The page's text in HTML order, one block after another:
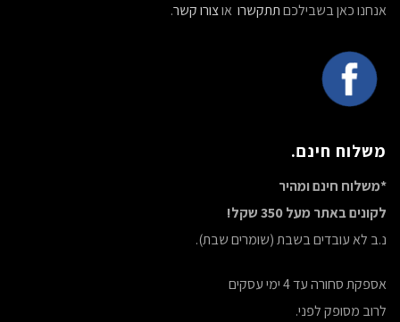
אנחנו כאן בשבילכםתתקשרו אוצורו קשר.
משלוח חינם.
*משלוח חינם ומהיר
לקונים באתר מעל 350 שקל!
נ.ב לא עובדים בשבת (שומרים שבת).
אספקת סחורה עד 4 ימי עסקים
לרוב מסופק לפני.